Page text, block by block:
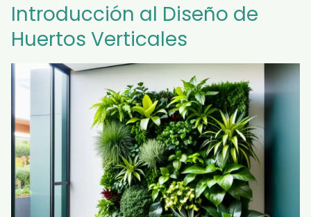
Introducción al Diseño de
Huertos Verticales